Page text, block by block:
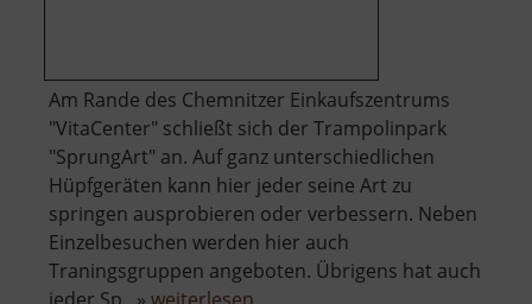
Am Rande des Chemnitzer Einkaufszentrums
"VitaCenter" schließt sich der Trampolinpark
"SprungArt" an. Auf ganz unterschiedlichen
Hüpfgeräten kann hier jeder seine Art zu
springen ausprobieren oder verbessern. Neben
Einzelbesuchen werden hier auch
Traningsgruppen angeboten. Übrigens hat auch